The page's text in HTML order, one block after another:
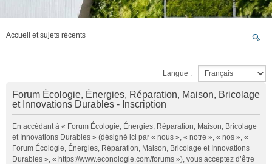
Accueil et sujets récents
Langue :
Forum Écologie, Énergies, Réparation, Maison, Bricolage
et Innovations Durables - Inscription
En accédant à « Forum Écologie, Énergies, Réparation, Maison, Bricolage
et Innovations Durables » (désigné ici par « nous », « notre », « nos », «
Forum Écologie, Énergies, Réparation, Maison, Bricolage et Innovations
Durables », « https://www.econologie.com/forums »), vous acceptez d’être